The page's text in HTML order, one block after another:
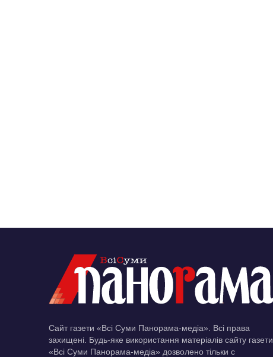
Сайт газети «Всі Суми Панорама-медіа». Всі права
захищені. Будь-яке використання матеріалів сайту газети
«Всі Суми Панорама-медіа» дозволено тільки c